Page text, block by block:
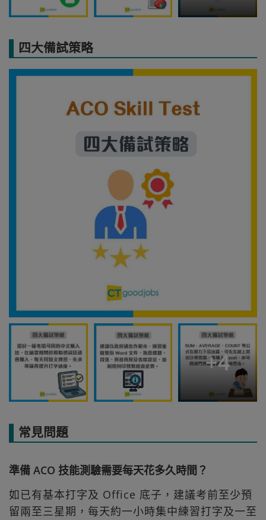
四大備試策略
+4
常見問題
準備 ACO 技能測驗需要每天花多久時間？
如已有基本打字及 Office 底子，建議考前至少預
留兩至三星期，每天約一小時集中練習打字及一至